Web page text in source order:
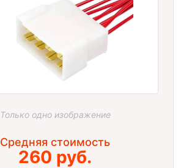
Только одно изображение
Средняя стоимость
260 руб.